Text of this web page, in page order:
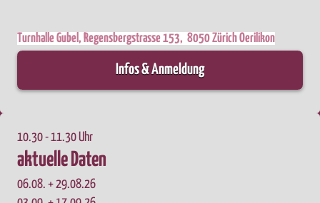
Turnhalle Gubel, Regensbergstrasse 153, 8050 Zürich Oerilikon
Infos & Anmeldung
10.30 - 11.30 Uhr
aktuelle Daten
06.08. + 29.08.26